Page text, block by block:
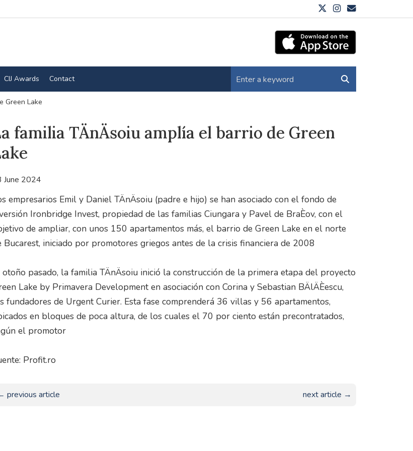
CIJ Awards Contact
Green Lake
familia TÄnÄsoiu amplía el barrio de Green
June 2024
empresarios Emil y Daniel TÄnÄsoiu (padre e hijo) se han asociado con el fondo de
Ironbridge Invest, propiedad de las familias Ciungara y Pavel de BraÈov, con el
de ampliar, con unos 150 apartamentos más, el barrio de Green Lake en el norte
Bucarest, iniciado por promotores griegos antes de la crisis financiera de 2008
otoño pasado, la familia TÄnÄsoiu inició la construcción de la primera etapa del proyecto
Lake by Primavera Development en asociación con Corina y Sebastian BÄlÄÈescu,
fundadores de Urgent Curier. Esta fase comprenderá 36 villas y 56 apartamentos,
en bloques de poca altura, de los cuales el 70 por ciento están precontratados,
el promotor
Profit.ro
previous article next article →